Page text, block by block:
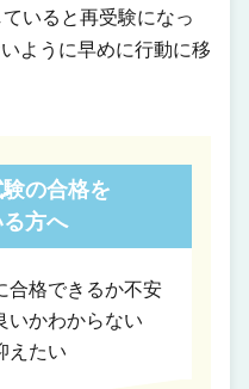
いると再受験になっ
ように早めに行動に移
の合格を
る方へ
合格できるか不安
いかわからない
えたい